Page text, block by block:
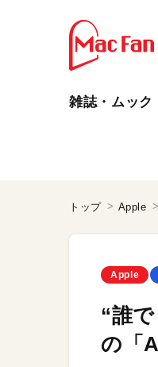
雑誌・ムック
トップ Apple
Apple
“誰
の「